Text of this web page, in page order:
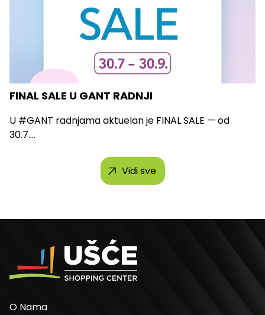
FINAL SALE U GANT RADNJI
U #GANT radnjama aktuelan je FINAL SALE — od
30.7....
Vidi sve
O Nama